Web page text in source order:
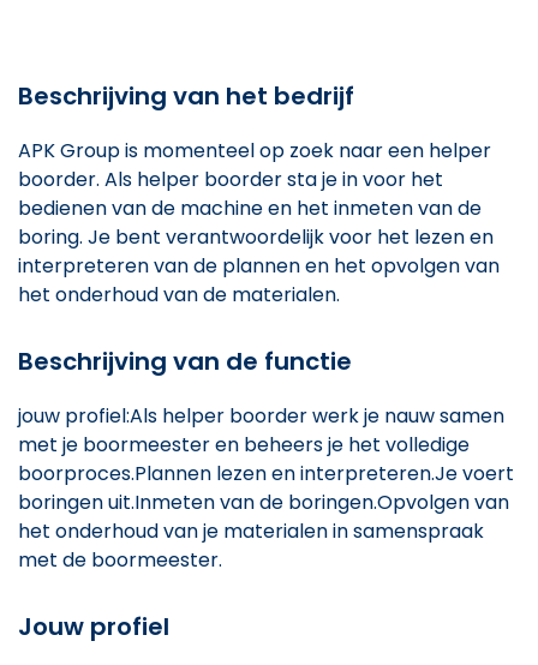
Beschrijving van het bedrijf
APK Group is momenteel op zoek naar een helper
boorder. Als helper boorder sta je in voor het
bedienen van de machine en het inmeten van de
boring. Je bent verantwoordelijk voor het lezen en
interpreteren van de plannen en het opvolgen van
het onderhoud van de materialen.
Beschrijving van de functie
jouw profiel:Als helper boorder werk je nauw samen
met je boormeester en beheers je het volledige
boorproces.Plannen lezen en interpreteren.Je voert
boringen uit.Inmeten van de boringen.Opvolgen van
het onderhoud van je materialen in samenspraak
met de boormeester.
Jouw profiel